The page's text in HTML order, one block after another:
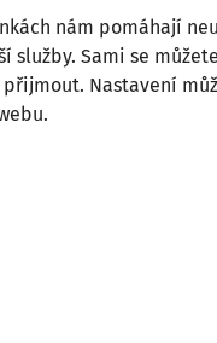
nám pomáhají
služby. Sami se můžete
Nastavení
rovněž
Bad Deutsch-
v jízdním řádu ÖBB